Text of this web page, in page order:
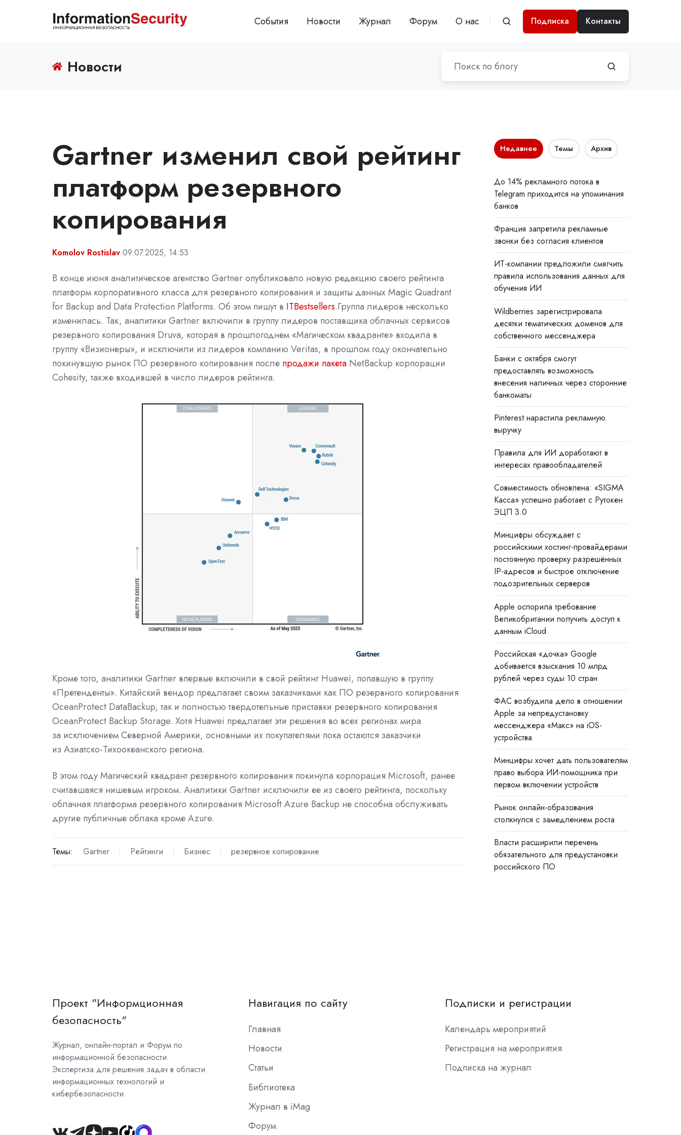
События Новости Журнал Форум О нас Подписка Контакты
Новости
Gartner изменил свой рейтинг
платформ резервного
копирования
Komolov Rostislav 09.07.2025, 14:53
В конце июня аналитическое агентство Gartner опубликовало новую редакцию своего рейтинга
платформ корпоративного класса для резервного копирования и защиты данных Magic Quadrant
for Backup and Data Protection Platforms. Об этом пишут в ITBestsellers.Группа лидеров несколько
изменилась. Так, аналитики Gartner включили в группу лидеров поставщика облачных сервисов
резервного копирования Druva, которая в прошлогоднем «Магическом квадранте» входила в
группу «Визионеры», и исключили из лидеров компанию Veritas, в прошлом году окончательно
покинувшую рынок ПО резервного копирования после продажи пакета NetBackup корпорации
Cohesity, также входившей в число лидеров рейтинга.
Кроме того, аналитики Gartner впервые включили в свой рейтинг Huawei, попавшую в группу
«Претенденты». Китайский вендор предлагает своим заказчиками как ПО резервного копирования
OceanProtect DataBackup, так и полностью твердотельные приставки резервного копирования
OceanProtect Backup Storage. Хотя Huawei предлагает эти решения во всех регионах мира
за исключением Северной Америки, основными их покупателями пока остаются заказчики
из Азиатско-Тихоокеанского региона.
В этом году Магический квадрант резервного копирования покинула корпорация Microsoft, ранее
считавшаяся нишевым игроком. Аналитики Gartner исключили ее из своего рейтинга, поскольку
облачная платформа резервного копирования Microsoft Azure Backup не способна обслуживать
другие публичные облака кроме Azure.
Темы: Gartner Рейтинги Бизнес резервное копирование
Недавнее Темы Архив
До 14% рекламного потока в
Telegram приходится на упоминания
банков
Франция запретила рекламные
звонки без согласия клиентов
ИТ-компании предложили смягчить
правила использования данных для
обучения ИИ
Wildberries зарегистрировала
десятки тематических доменов для
собственного мессенджера
Банки с октября смогут
предоставлять возможность
внесения наличных через сторонние
банкоматы
Pinterest нарастила рекламную
выручку
Правила для ИИ доработают в
интересах правообладателей
Совместимость обновлена: «SIGMA
Касса» успешно работает с Рутокен
ЭЦП 3.0
Минцифры обсуждает с
российскими хостинг-провайдерами
постоянную проверку разрешённых
IP-адресов и быстрое отключение
подозрительных серверов
Apple оспорила требование
Великобритании получить доступ к
данным iCloud
Российская «дочка» Google
добивается взыскания 10 млрд
рублей через суды 10 стран
ФАС возбудила дело в отношении
Apple за непредустановку
мессенджера «Макс» на iOS-
устройства
Минцифры хочет дать пользователям
право выбора ИИ-помощника при
первом включении устройств
Рынок онлайн-образования
столкнулся с замедлением роста
Власти расширили перечень
обязательного для предустановки
российского ПО
Проект "Информционная
безопасность"
Журнал, онлайн-портал и Форум по
информационной безопасности.
Экспертиза для решения задач в области
информационных технологий и
кибербезопасности.
Навигация по сайту
Главная
Новости
Статьи
Библиотека
Журнал в iMag
Форум
Подписки и регистрации
Календарь мероприятий
Регистрация на мероприятия
Подписка на журнал